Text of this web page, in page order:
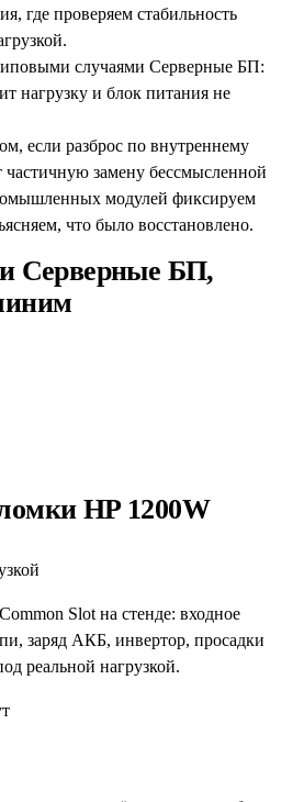
где проверяем стабильность
случаями Серверные БП:
нагрузку и блок питания не
если разброс по внутреннему
частичную замену бессмысленной
модулей фиксируем
что было восстановлено.
Серверные БП,
HP 1200W
Slot на стенде: входное
заряд АКБ, инвертор, просадки
реальной нагрузкой.